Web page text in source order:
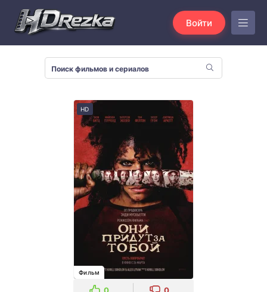
Войти
HD
Фильм